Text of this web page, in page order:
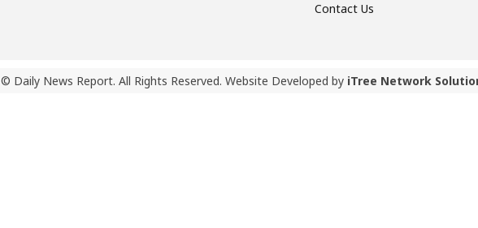
Contact Us
© Daily News Report. All Rights Reserved. Website Developed by iTree Network